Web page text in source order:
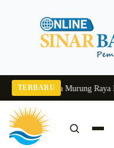
TERBARU
2026Pj Sekda Murung Raya